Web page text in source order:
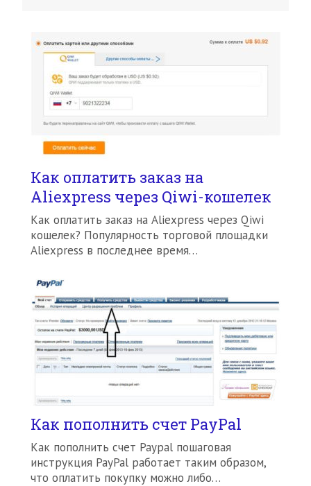
Как оплатить заказ на
Aliexpress через Qiwi-кошелек
Как оплатить заказ на Aliexpress через Qiwi
кошелек? Популярность торговой площадки
Aliexpress в последнее время…
Как пополнить счет PayPal
Как пополнить счет Paypal пошаговая
инструкция PayPal работает таким образом,
что оплатить покупку можно либо…